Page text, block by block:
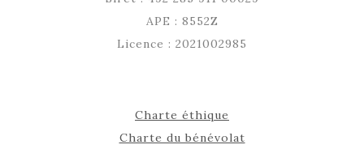
APE : 8552Z
Licence : 2021002985
Charte éthique
Charte du bénévolat